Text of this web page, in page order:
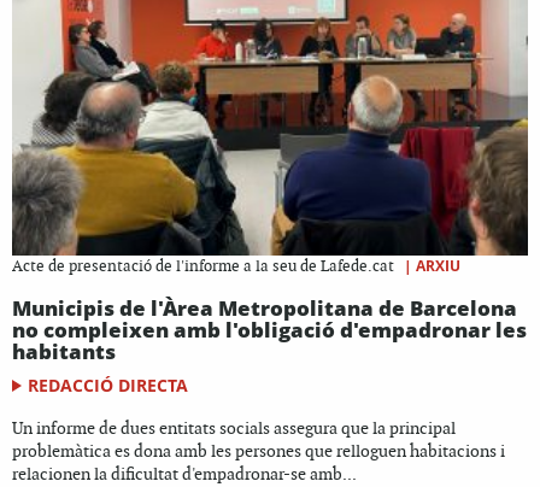
Acte de presentació de l'informe a la seu de Lafede.cat | ARXIU
Municipis de l'Àrea Metropolitana de Barcelona
no compleixen amb l'obligació d'empadronar les
habitants
REDACCIÓ DIRECTA
Un informe de dues entitats socials assegura que la principal
problemàtica es dona amb les persones que relloguen habitacions i
relacionen la dificultat d'empadronar-se amb...